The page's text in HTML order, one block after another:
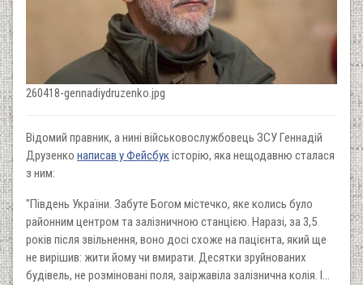
260418-gennadiydruzenko.jpg
Відомий правник, а нині військовослужбовець ЗСУ Геннадій
Друзенко написав у Фейсбукісторію, яка нещодавню сталася
з ним:
"Південь України. Забуте Богом містечко, яке колись було
районним центром та залізничною станцією. Наразі, за 3,5
років після звільнення, воно досі схоже на пацієнта, який ще
не вирішив: жити йому чи вмирати. Десятки зруйнованих
будівель, не розміновані поля, заіржавіла залізнична колія. І…